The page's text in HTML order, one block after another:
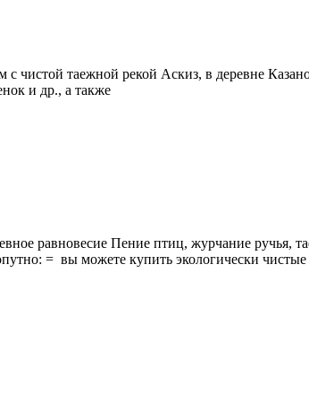
с чистой таежной рекой Аскиз, в деревне
и др., а также
равновесие Пение птиц, журчание ручья,
= вы можете купить экологически